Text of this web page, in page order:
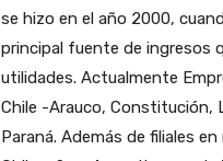
se hizo en el año 2000,
principal fuente de ingresos
utilidades. Actualmente
Chile -Arauco, Constitución,
Paraná. Además de filiales